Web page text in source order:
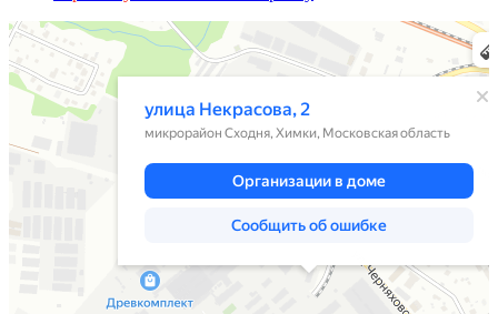
Химки
Яндекс Карты — транспорт, навигация, поиск мест